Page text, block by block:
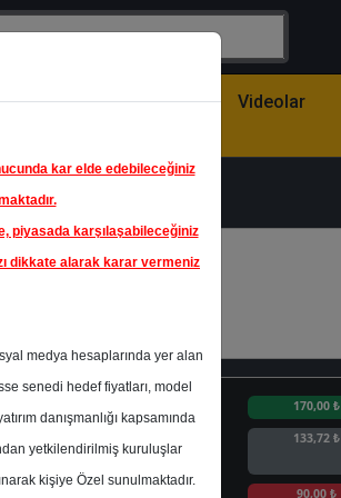
Partnerlerimiz Videolar
En Yüksek Tahmin 170,00 ₺
Ortalama Fiyat
Tahmini
133,72 ₺
90,00 ₺
kar elde edebileceğiniz
piyasada karşılaşabileceğiniz
dikkate alarak karar vermeniz
medya hesaplarında yer alan
senedi hedef fiyatları, model
danışmanlığı kapsamında
yetkilendirilmiş kuruluşlar
kişiye Özel sunulmaktadır.